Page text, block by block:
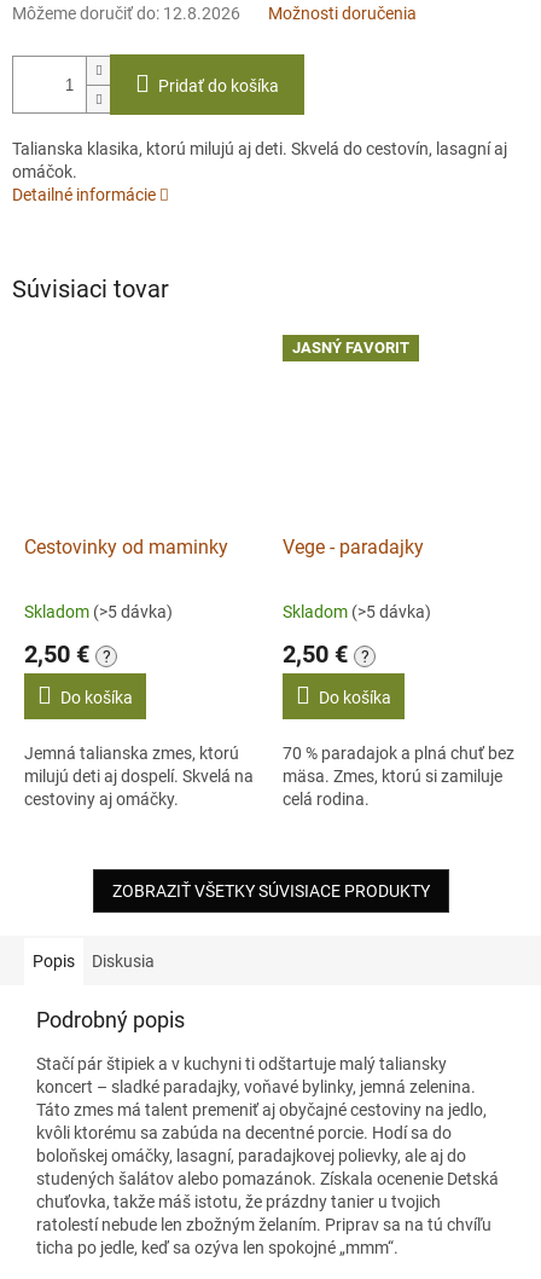
Môžeme doručiť do: 12.8.2026 Možnosti doručenia
Pridať do košíka
Talianska klasika, ktorú milujú aj deti. Skvelá do cestovín, lasagní aj
omáčok.
Detailné informácie
Súvisiaci tovar
Cestovinky od maminky
Skladom (>5 dávka)
2,50 € ?
Do košíka
Jemná talianska zmes, ktorú
milujú deti aj dospelí. Skvelá na
cestoviny aj omáčky.
JASNÝ FAVORIT
Vege - paradajky
Skladom (>5 dávka)
2,50 € ?
Do košíka
70 % paradajok a plná chuť bez
mäsa. Zmes, ktorú si zamiluje
celá rodina.
ZOBRAZIŤ VŠETKY SÚVISIACE PRODUKTY
Popis Diskusia
Podrobný popis
Stačí pár štipiek a v kuchyni ti odštartuje malý taliansky
koncert – sladké paradajky, voňavé bylinky, jemná zelenina.
Táto zmes má talent premeniť aj obyčajné cestoviny na jedlo,
kvôli ktorému sa zabúda na decentné porcie. Hodí sa do
boloňskej omáčky, lasagní, paradajkovej polievky, ale aj do
studených šalátov alebo pomazánok. Získala ocenenie Detská
chuťovka, takže máš istotu, že prázdny tanier u tvojich
ratolestí nebude len zbožným želaním. Priprav sa na tú chvíľu
ticha po jedle, keď sa ozýva len spokojné „mmm“.